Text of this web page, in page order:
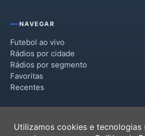
NAVEGAR
Futebol ao vivo
Rádios por cidade
Rádios por segmento
Favoritas
Recentes
Utilizamos cookies e tecnologias